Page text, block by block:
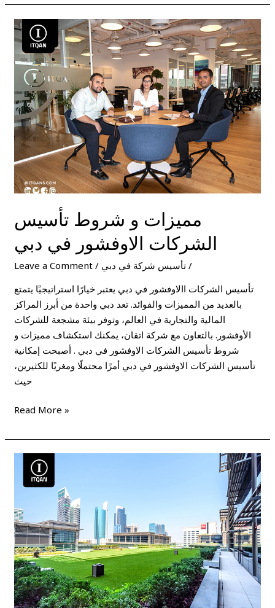
مميزات و شروط تأسيس
الشركات الاوفشور في دبي
Leave a Comment / تأسيس شركة في دبي /
تأسيس الشركات االاوفشور في دبي يعتبر خيارًا استراتيجيًا يتمتع
بالعديد من المميزات والفوائد. تعد دبي واحدة من أبرز المراكز
المالية والتجارية في العالم، وتوفر بيئة مشجعة للشركات
الأوفشور. بالتعاون مع شركة اتقان، يمكنك استكشاف مميزات و
شروط تأسيس الشركات الاوفشور في دبي . أصبحت إمكانية
تأسيس الشركات الاوفشور في دبي أمرًا محتملًا ومغريًا للكثيرين،
حيث
مميزات
و
شروط
تأسيس
الشركات
الاوفشور
في
دبي
Read More »
طرق
ومميزات
الاستثمار
في
دبي